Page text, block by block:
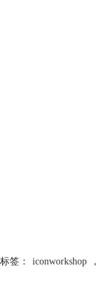
标签： iconworkshop ，